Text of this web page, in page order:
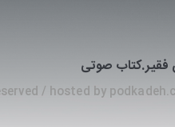
فقیر.کتاب صوتی